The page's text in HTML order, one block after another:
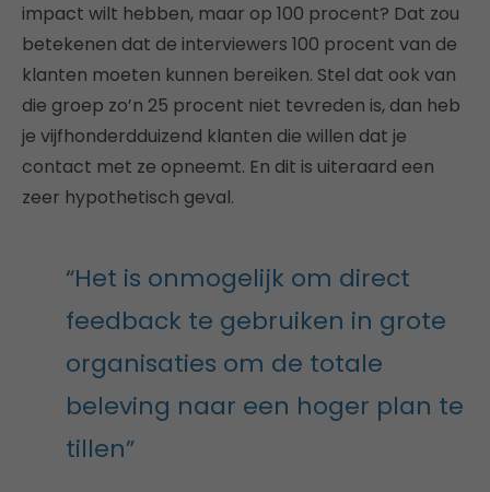
impact wilt hebben, maar op 100 procent? Dat zou
betekenen dat de interviewers 100 procent van de
klanten moeten kunnen bereiken. Stel dat ook van
die groep zo’n 25 procent niet tevreden is, dan heb
je vijfhonderdduizend klanten die willen dat je
contact met ze opneemt. En dit is uiteraard een
zeer hypothetisch geval.
“Het is onmogelijk om direct
feedback te gebruiken in grote
organisaties om de totale
beleving naar een hoger plan te
tillen”